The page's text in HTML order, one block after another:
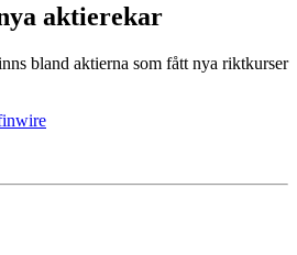
aktierekar
bland aktierna som fått nya riktkurser